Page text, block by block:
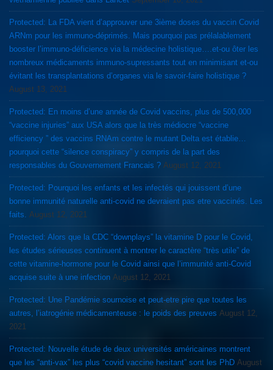
Protected: La FDA vient d’approuver une 3ième doses du vaccin Covid
ARNm pour les immuno-déprimés. Mais pourquoi pas prélalablement
booster l’immuno-déficience via la médecine holistique….et-ou ôter les
nombreux médicaments immuno-supressants tout en minimisant et-ou
évitant les transplantations d’organes via le savoir-faire holistique ?
August 13, 2021
Protected: En moins d’une année de Covid vaccins, plus de 500,000
“vaccine injuries” aux USA alors que la très médiocre “vaccine
efficiency ” des vaccins RNAm contre le mutant Delta est établie…
pourquoi cette “silence conspiracy” y compris de la part des
responsables du Gouvernement Francais ? August 12, 2021
Protected: Pourquoi les enfants et les infectés qui jouissent d’une
bonne immunité naturelle anti-covid ne devraient pas etre vaccinés. Les
faits.
August 12, 2021
Protected: Alors que la CDC “downplays” la vitamine D pour le Covid,
les études sérieuses continuent à montrer le caractère “très utile” de
cette vitamine-hormone pour le Covid ainsi que l’immunité anti-Covid
acquise suite à une infection August 12, 2021
Protected: Une Pandémie sournoise et peut-etre pire que toutes les
autres, l’iatrogénie médicamenteuse : le poids des preuves August 12,
2021
Protected: Nouvelle étude de deux universités américaines montrent
que les “anti-vax” les plus “covid vaccine hesitant” sont les PhD August